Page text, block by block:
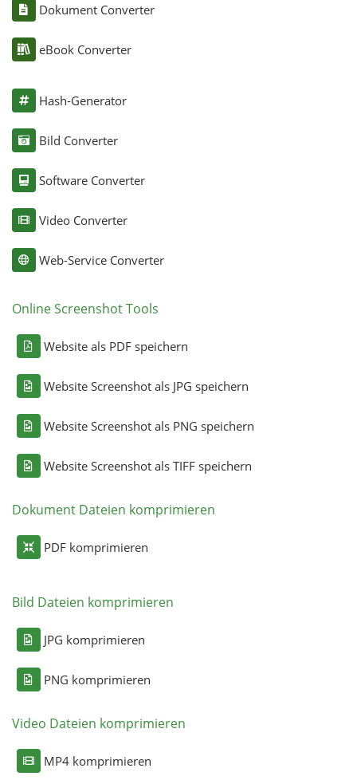
Dokument Converter
eBook Converter
Hash-Generator
Bild Converter
Software Converter
Video Converter
Web-Service Converter
Online Screenshot Tools
Website als PDF speichern
Website Screenshot als JPG speichern
Website Screenshot als PNG speichern
Website Screenshot als TIFF speichern
Dokument Dateien komprimieren
PDF komprimieren
Bild Dateien komprimieren
JPG komprimieren
PNG komprimieren
Video Dateien komprimieren
MP4 komprimieren